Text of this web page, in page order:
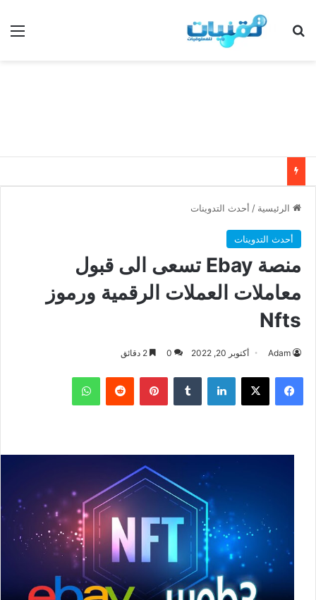
بحث عن
الرئيسية / أحدث التدوينات
أحدث التدوينات
منصة Ebay تسعى الى قبول
معاملات العملات الرقمية ورموز
Nfts
Adam أكتوبر 20, 2022 0
فيسبوك ‫X لينكدإن بينتيريست واتساب